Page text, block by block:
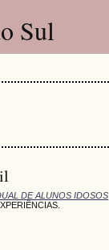
Sul
DE ALUNOS IDOSOS